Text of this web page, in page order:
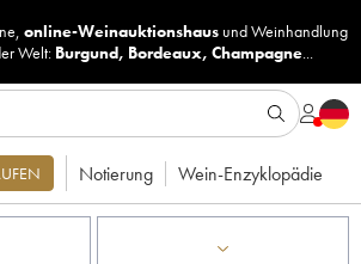
online-Weinauktionshaus undWeinhandlung
Welt: Burgund, Bordeaux, Champagne...
Notierung Wein-Enzyklopädie